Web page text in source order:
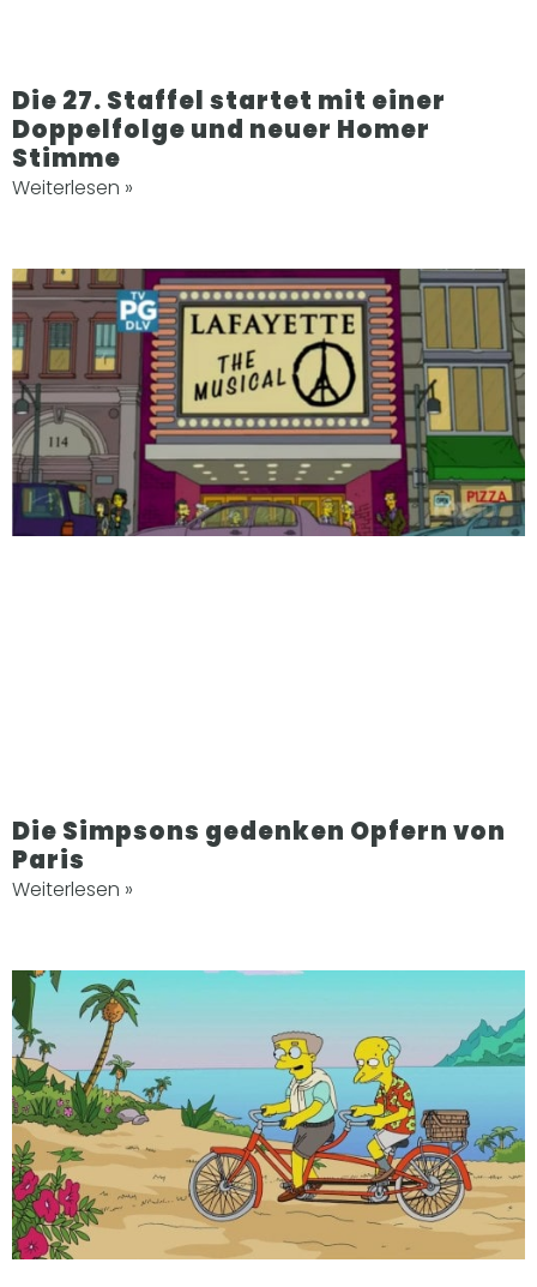
Die 27. Staffel startet mit einer
Doppelfolge und neuer Homer
Stimme
Weiterlesen »
Die Simpsons gedenken Opfern von
Paris
Weiterlesen »